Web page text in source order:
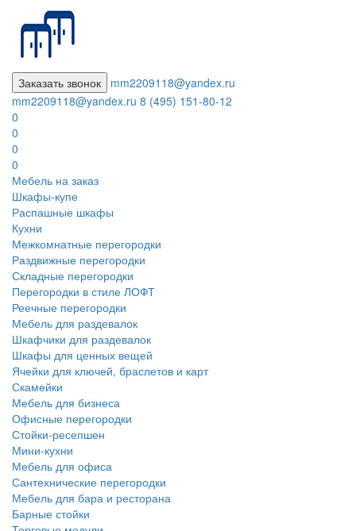
Заказать звонок
mm2209118@yandex.ru
mm2209118@yandex.ru 8 (495) 151-80-12
0
0
0
0
Мебель на заказ
Шкафы-купе
Распашные шкафы
Кухни
Межкомнатные перегородки
Раздвижные перегородки
Складные перегородки
Перегородки в стиле ЛОФТ
Реечные перегородки
Мебель для раздевалок
Шкафчики для раздевалок
Шкафы для ценных вещей
Ячейки для ключей, браслетов и карт
Скамейки
Мебель для бизнеса
Офисные перегородки
Стойки-ресепшен
Мини-кухни
Мебель для офиса
Сантехнические перегородки
Мебель для бара и ресторана
Барные стойки